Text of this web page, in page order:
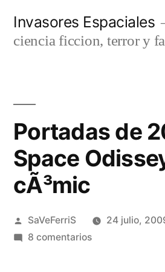
Invasores Espaciales
ciencia ficcion, terror y
Portadas de
Space
cÃ³mic
Publicado
por
SaVeFerriS
24 julio,
8 comentariosen